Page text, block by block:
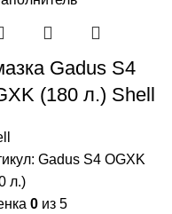
Gadus S4
(180 л.) Shell
Gadus S4 OGXK
л.)
0 из 5